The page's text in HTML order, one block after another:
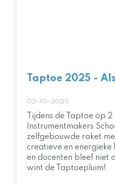
Taptoe 2025 -
02-10-2025
Tijdens de Taptoe op
Instrumentmakers
zelfgebouwde raket
creatieve en
en docenten bleef niet
wint de Taptoepluim!